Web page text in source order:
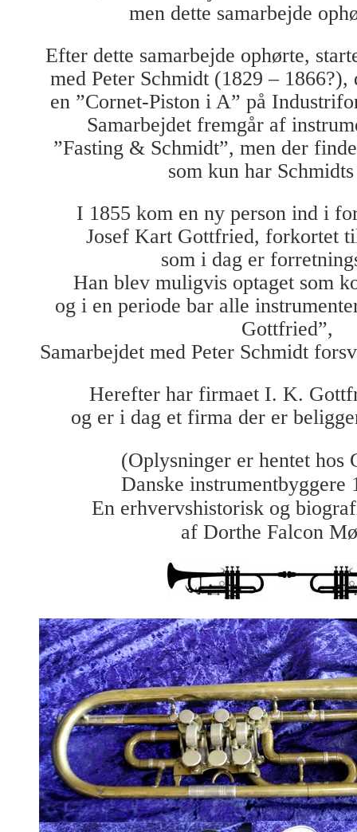
men dette samarbejde
Efter dette samarbejde ophørte,
med Peter Schmidt (1829 –
en ”Cornet-Piston i A” på
Samarbejdet fremgår af
”Fasting & Schmidt”, men der
som kun har
I 1855 kom en ny person ind i
Josef Kart Gottfried, forkortet
som i dag er
Han blev muligvis optaget som
og i en periode bar alle
Gottfried”,
Samarbejdet med Peter Schmidt
Herefter har firmaet I. K.
og er i dag et firma der er
(Oplysninger er hentet hos
Danske instrumentbyggere
En erhvervshistorisk og
af Dorthe Falcon